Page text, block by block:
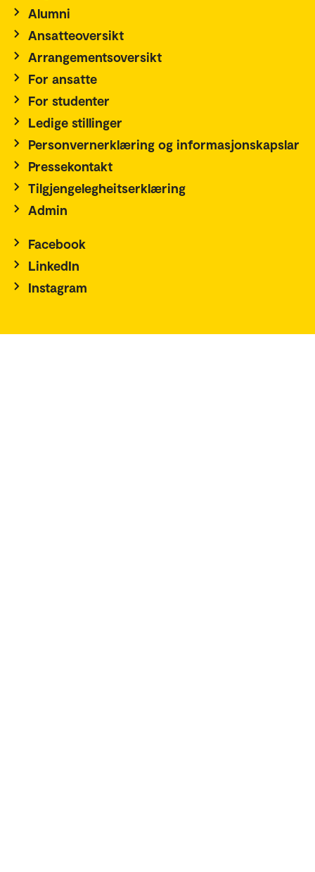
Alumni
Ansatteoversikt
Arrangementsoversikt
For ansatte
For studenter
Ledige stillinger
Personvernerklæring og informasjonskapslar
Pressekontakt
Tilgjengelegheitserklæring
Admin
Facebook
LinkedIn
Instagram